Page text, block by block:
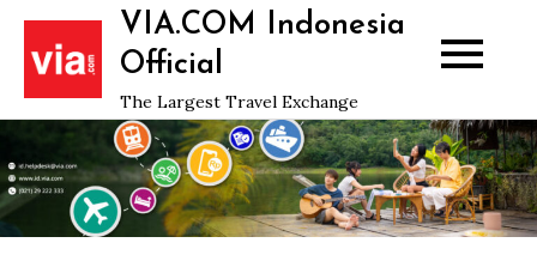
Skip
content
VIA.COM Indonesia
Official
The Largest Travel Exchange